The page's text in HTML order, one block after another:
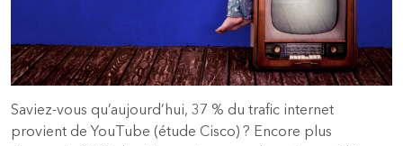
Saviez-vous qu’aujourd’hui, 37 % du trafic internet
provient de YouTube (étude Cisco) ? Encore plus